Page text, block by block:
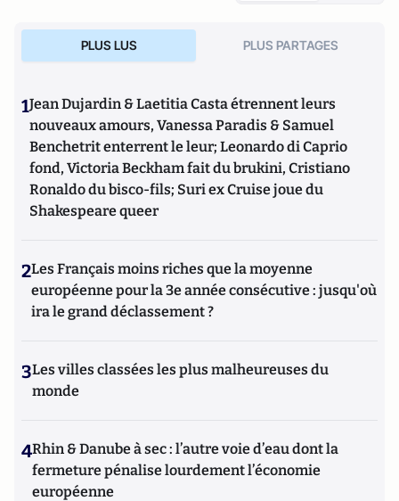
PLUS LUS PLUS PARTAGES
1Jean Dujardin & Laetitia Casta étrennent leurs
nouveaux amours, Vanessa Paradis & Samuel
Benchetrit enterrent le leur; Leonardo di Caprio
fond, Victoria Beckham fait du brukini, Cristiano
Ronaldo du bisco-fils; Suri ex Cruise joue du
Shakespeare queer
2Les Français moins riches que la moyenne
européenne pour la 3e année consécutive : jusqu'où
ira le grand déclassement ?
3Les villes classées les plus malheureuses du
monde
4Rhin & Danube à sec : l’autre voie d’eau dont la
fermeture pénalise lourdement l’économie
européenne